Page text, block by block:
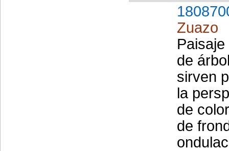
Zuazo
de
sirven
la
de
de